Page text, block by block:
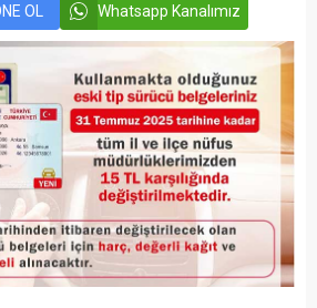
OL Whatsapp Kanalımız